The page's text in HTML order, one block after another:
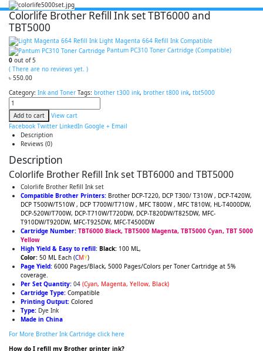
Colorlife Brother Refill Ink set TBT6000 and
TBT5000
Light Magenta 664 Refill Ink Compatible
Pantum PC310 Toner Cartridge (Compatible)
0 out of 5
( There are no reviews yet. )
৳ 550.00
Category: Ink and Toner Tags: brother t300 ink, brother t800 ink, tbt5000
Add to cart
View cart
Facebook Twitter LinkedIn Google + Email
Description
Reviews (0)
Description
Colorlife Brother Refill Ink set TBT6000 and TBT5000
Colorlife Brother Refill Ink set
Compatible Brother Printers: Brother DCP-T220, DCP T300/ T310W , DCP-T420W,
DCP T500W/T510W , DCP T700W/T710W , MFC T800W , MFC T810W, HL-T4000DW,
DCP-520W/T700W, DCP-T710W/T720DW, DCP-T820DW/T825DW, MFC-
T910DW/T920DW, MFC-T925DW, MFC-T4500DW
Cartridge Number: TBT6000 Black, TBT5000 Magenta, TBT5000 Cyan, TBT 5000
Yellow
High Yield & Easy to refill: Black: 100 ML,
Color: 50 ML Each (CMY)
Page Yield: 6000 Pages/Black, 5000 Pages/Colors per Toner Cartridge at 5%
coverage.
Per Set Quantity: 04 (Cyan, Magenta, Yellow, Black)
Cartridge Type: Compatible
Printing Output: Colored
Type: Dye Ink
Made in China
For More Brother Ink Cartridge click here
How do I refill my Brother printer ink?